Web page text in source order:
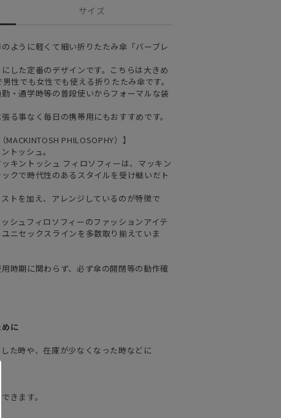
サイズ
ように軽くて細い折りたたみ傘「バーブレ
した定番のデザインです。こちらは大きめ
性でも女性でも使える折りたたみ傘です。
・通学時等の普段使いからフォーマルな装
る事なく毎日の携帯用にもおすすめです。
PHILOSOPHY）】
トッシュ。
キントッシュ フィロソフィーは、マッキン
クで時代性のあるスタイルを受け継いだト
トを加え、アレンジしているのが特徴で
シュフィロソフィーのファッションアイテ
ニセックスラインを多数取り揃えていま
時期に関わらず、必ず傘の開閉等の動作確
に
た時や、在庫が少なくなった時などに
きます。